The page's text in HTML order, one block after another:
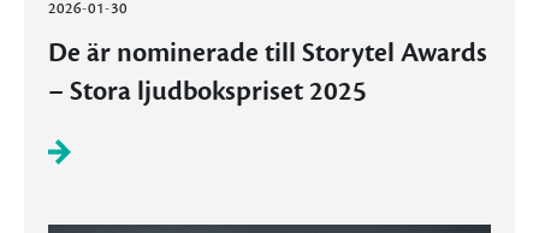
2026-01-30
De är nominerade till Storytel Awards
– Stora ljudbokspriset 2025